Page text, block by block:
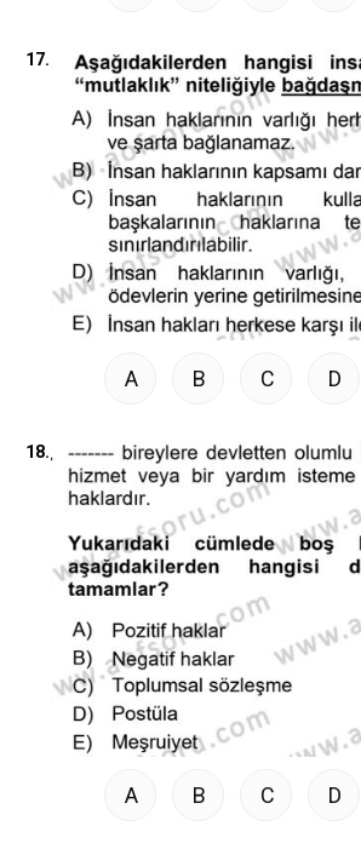
17.
A B C D
18.
A B C D